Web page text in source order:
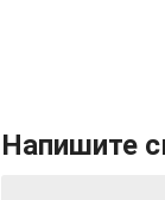
Напишите